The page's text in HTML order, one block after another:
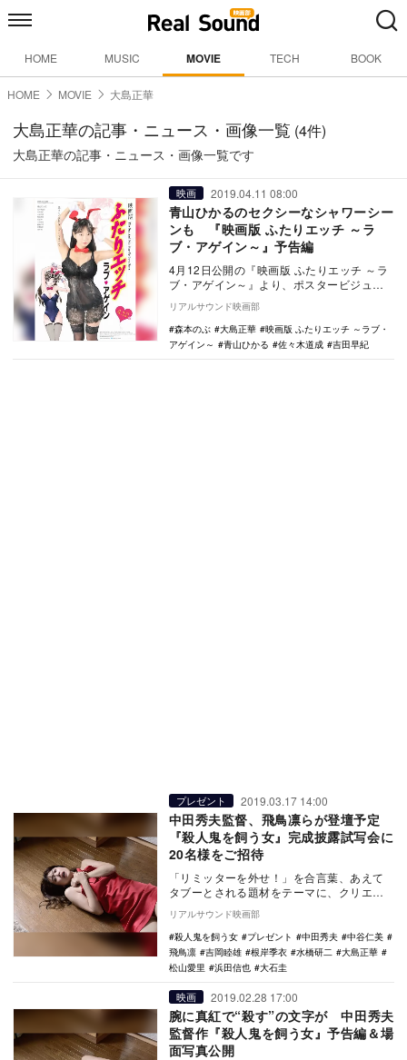
HOME MUSIC MOVIE TECH BOOK
HOME MOVIE 大島正華
大島正華の記事・ニュース・画像一覧 (4件)
大島正華の記事・ニュース・画像一覧です
映画 2019.04.11 08:00
青山ひかるのセクシーなシャワーシー
ンも 『映画版 ふたりエッチ ～ラ
ブ・アゲイン～』予告編
4月12日公開の『映画版 ふたりエッチ ～ラ
ブ・アゲイン～』より、ポスタービジュア
ル、予告編、場面写真が公開された。
本…
リアルサウンド映画部
森本のぶ
大島正華
映画版 ふたりエッチ ～ラブ・
アゲイン～
青山ひかる 佐々木道成 吉田早紀
プレゼント 2019.03.17 14:00
中田秀夫監督、飛鳥凛らが登壇予定
『殺人鬼を飼う女』完成披露試写会に
20名様をご招待
「リミッターを外せ！」を合言葉、あえて
タブーとされる題材をテーマに、クリエイ
ターたちの感性と才能を爆発させるプロジ
ェクト「ハイテ…
リアルサウンド映画部
殺人鬼を飼う女
プレゼント 中田秀夫
中谷仁美
飛鳥凛
吉岡睦雄 根岸季衣 水橋研二
大島正華
松山愛里
浜田信也 大石圭
映画 2019.02.28 17:00
腕に真紅で“殺す”の文字が 中田秀夫
監督作『殺人鬼を飼う女』予告編＆場
面写真公開